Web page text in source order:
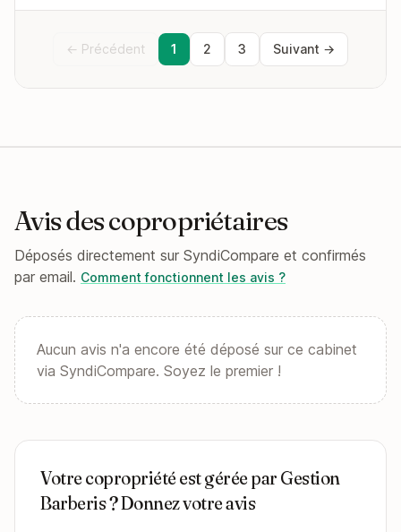
← Précédent 1 2 3 Suivant →
Avis des copropriétaires
Déposés directement sur SyndiCompare et confirmés
par email. Comment fonctionnent les avis ?
Aucun avis n'a encore été déposé sur ce cabinet
via SyndiCompare. Soyez le premier !
Votre copropriété est gérée par Gestion
Barberis ? Donnez votre avis